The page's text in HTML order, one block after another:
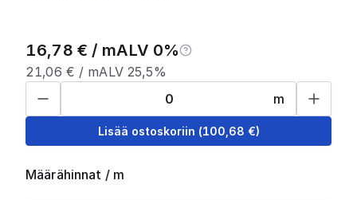
16,78 € / mALV 0%
21,06 € / mALV 25,5%
m
Lisää ostoskoriin (100,68 €)
Määrähinnat / m